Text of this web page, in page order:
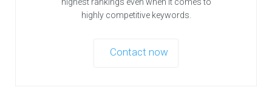
highly competitive keywords.
Contact now